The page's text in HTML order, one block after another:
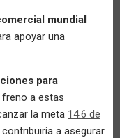
mundial
apoyar una
para
freno a estas
la meta 14.6 de
contribuiría a asegurar